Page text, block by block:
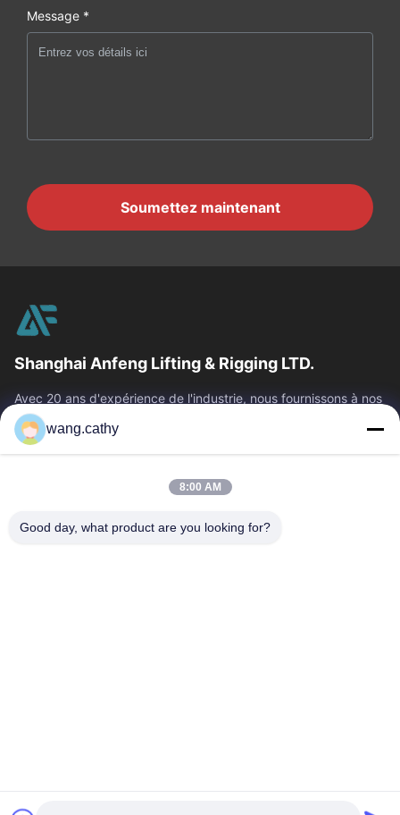
Message *
Soumettez maintenant
Shanghai Anfeng Lifting & Rigging LTD.
Avec 20 ans d'expérience de l'industrie, nous fournissons à nos
clients les produits de la meilleure qualité de levage et de
calage et les...
Liens Rapides
Produits
Vidéos
Au Sujet De Nous
wang.cathy
8:00 AM
Good day, what product are you looking for?